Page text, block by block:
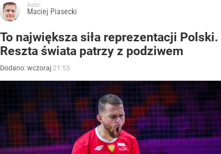
Autor:
Maciej Piasecki
To największa siła reprezentacji Polski.
Reszta świata patrzy z podziwem
Dodano:wczoraj 21:55